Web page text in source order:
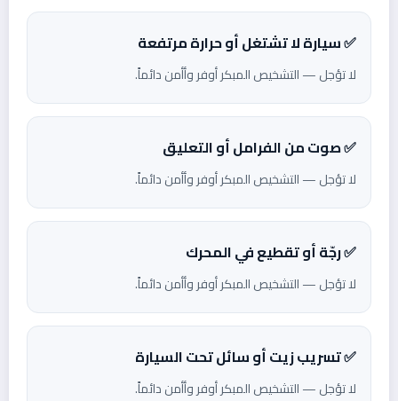
✅ سيارة لا تشتغل أو حرارة مرتفعة
لا تؤجل — التشخيص المبكر أوفر وأأمن دائماً.
✅ صوت من الفرامل أو التعليق
لا تؤجل — التشخيص المبكر أوفر وأأمن دائماً.
✅ رجّة أو تقطيع في المحرك
لا تؤجل — التشخيص المبكر أوفر وأأمن دائماً.
✅ تسريب زيت أو سائل تحت السيارة
لا تؤجل — التشخيص المبكر أوفر وأأمن دائماً.